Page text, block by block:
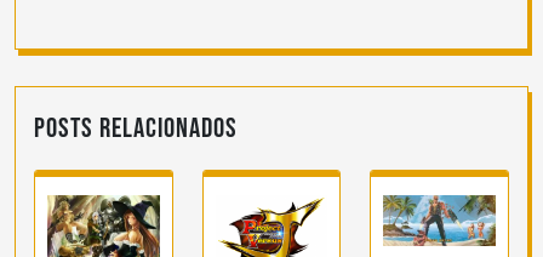
Posts Relacionados